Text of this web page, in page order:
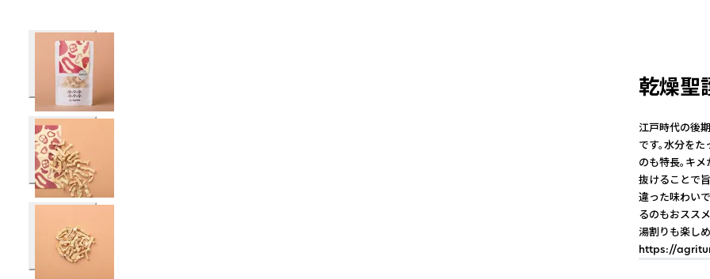
乾燥聖
江戸時代の後
です。水分を
のも特長。キ
抜けることで
違った味わい
るのもおスス
湯割りも楽し
https://